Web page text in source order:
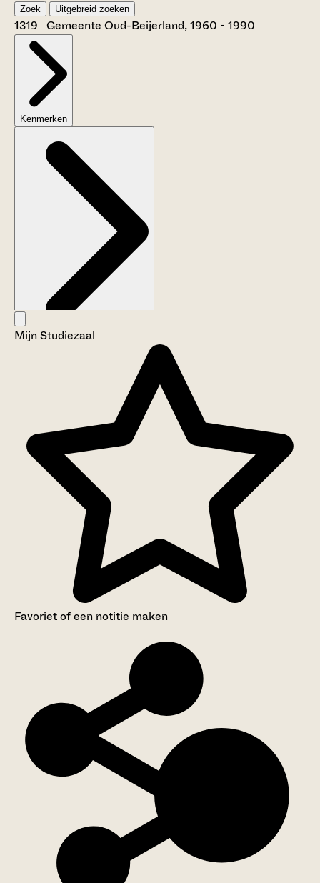
Zoek Uitgebreid zoeken
1319 Gemeente Oud-Beijerland, 1960 - 1990
Kenmerken
Aanwijzingen voor de gebruiker
Mijn Studiezaal
Favoriet of een notitie maken